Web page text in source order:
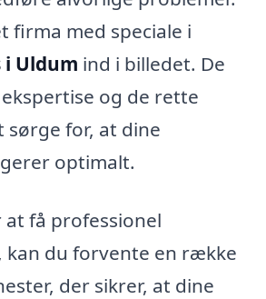
firma med speciale i
Uldum ind i billedet. De
og de rette
for, at dine
optimalt.
få professionel
kan du forvente en række
der sikrer, at dine